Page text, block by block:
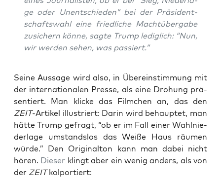
ge oder Unent­schie­den” bei der Prä­si­dent­
schafts­wahl eine fried­li­che Macht­über­ga­be
zusi­chern kön­ne, sag­te Trump ledig­lich: “Nun,
wir wer­den sehen, was passiert.”
Sei­ne Aus­sa­ge wird also, in Über­ein­stim­mung mit
der inter­na­tio­na­len Pres­se, als eine Dro­hung prä­
sen­tiert. Man kli­cke das Film­chen an, das den
ZEIT-Arti­kel illus­triert: Dar­in wird behaup­tet, man
hät­te Trump gefragt, “ob er im Fall einer Wahl­nie­
der­la­ge umstands­los das Wei­ße Haus räu­men
wür­de.” Den Ori­gi­nal­ton kann man dabei nicht
hören. Die­ser klingt aber ein wenig anders, als von
der ZEITkolportiert: